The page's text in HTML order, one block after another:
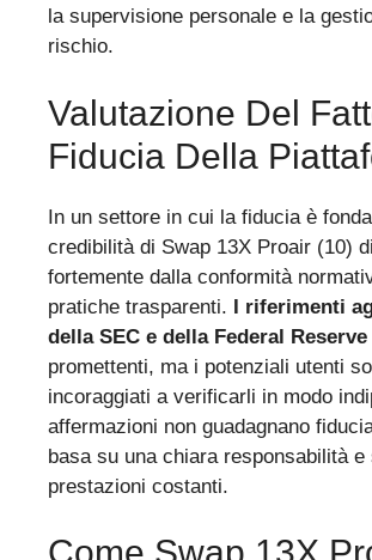
la supervisione personale e la
rischio.
Valutazione Del
Fiducia Della
In un settore in cui la fiducia è
credibilità di Swap 13X Proair (10)
fortemente dalla conformità
pratiche trasparenti. I riferimenti
della SEC e della Federal Reserve
promettenti, ma i potenziali utenti
incoraggiati a verificarli in modo
affermazioni non guadagnano
basa su una chiara responsabilità e
prestazioni costanti.